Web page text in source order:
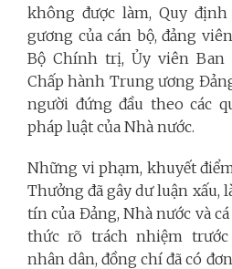
không được làm, Quy
gương của cán bộ, đảng
Bộ Chính trị, Ủy viên Ban
Chấp hành Trung ương
người đứng đầu theo các
pháp luật của Nhà nước.
Những vi phạm, khuyết
Thưởng đã gây dư luận xấu,
tín của Đảng, Nhà nước và
thức rõ trách nhiệm
nhân dân, đồng chí đã có